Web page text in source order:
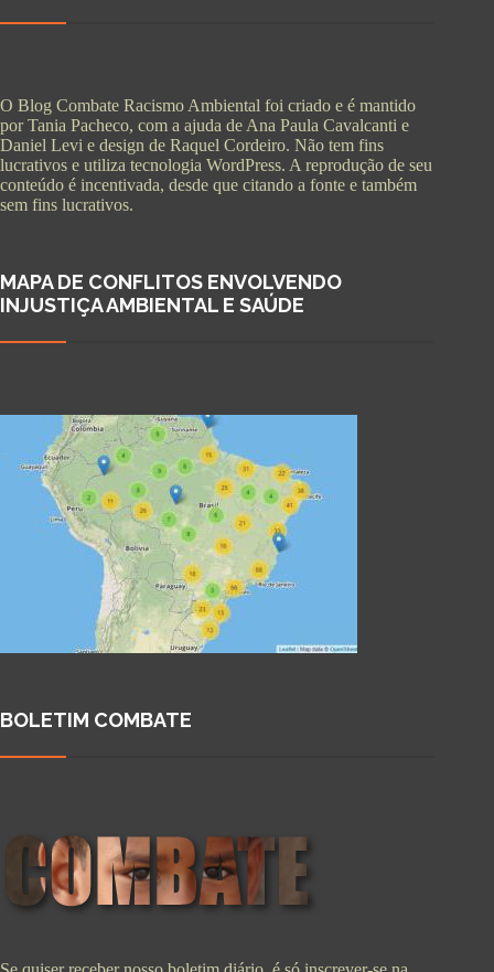
O Blog Combate Racismo Ambiental foi criado e é mantido
por Tania Pacheco, com a ajuda de Ana Paula Cavalcanti e
Daniel Levi e design de Raquel Cordeiro. Não tem fins
lucrativos e utiliza tecnologia WordPress. A reprodução de seu
conteúdo é incentivada, desde que citando a fonte e também
sem fins lucrativos.
MAPA DE CONFLITOS ENVOLVENDO
INJUSTIÇA AMBIENTAL E SAÚDE
BOLETIM COMBATE